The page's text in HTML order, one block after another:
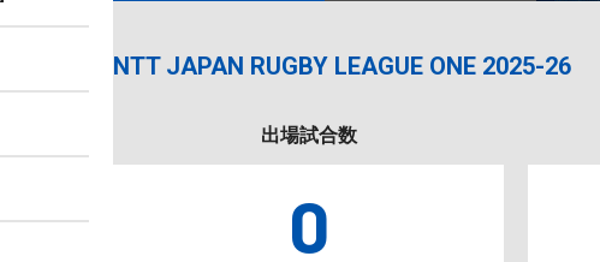
NTT JAPAN RUGBY LEAGUE ONE 2025-26
出場試合数
0